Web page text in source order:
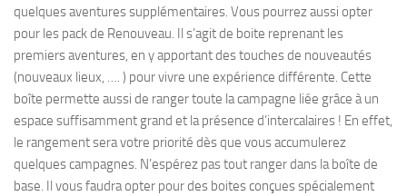
quelques aventures supplémentaires. Vous pourrez aussi opter
pour les pack de Renouveau. Il s’agit de boite reprenant les
premiers aventures, en y apportant des touches de nouveautés
(nouveaux lieux, …. ) pour vivre une expérience différente. Cette
boîte permette aussi de ranger toute la campagne liée grâce à un
espace suffisamment grand et la présence d’intercalaires ! En effet,
le rangement sera votre priorité dès que vous accumulerez
quelques campagnes. N’espérez pas tout ranger dans la boîte de
base. Il vous faudra opter pour des boites conçues spécialement